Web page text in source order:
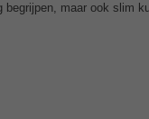
maar ook slim